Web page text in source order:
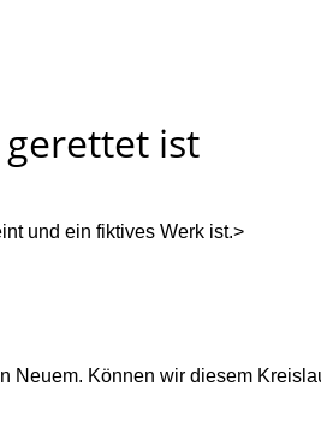
ist
und ein fiktives Werk ist.>
Können wir diesem